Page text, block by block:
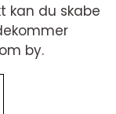
kan du skabe
by.